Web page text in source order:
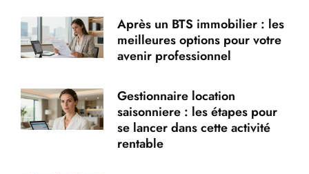
Après un BTS immobilier : les
meilleures options pour votre
avenir professionnel
Gestionnaire location
saisonniere : les étapes pour
se lancer dans cette activité
rentable